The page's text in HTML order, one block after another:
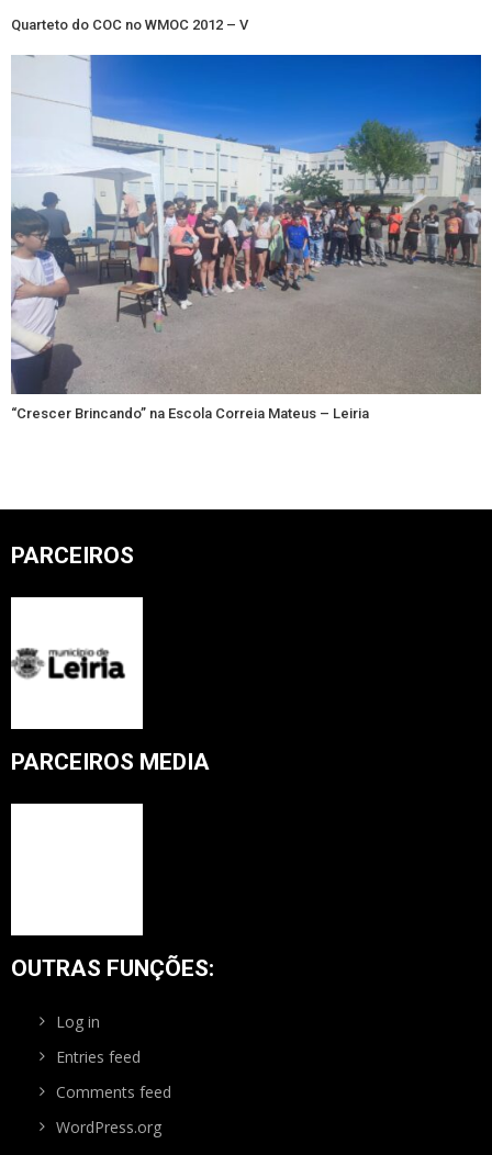
Quarteto do COC no WMOC 2012 – V
“Crescer Brincando” na Escola Correia Mateus – Leiria
PARCEIROS
PARCEIROS MEDIA
OUTRAS FUNÇÕES:
Log in
Entries feed
Comments feed
WordPress.org